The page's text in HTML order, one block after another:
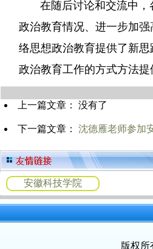
在随后讨论和交流中，各
政治教育情况、进一步加
络思想政治教育提供了新
政治教育工作的方式方法
上一篇文章： 没有了
下一篇文章： 沈德雁老师参加
安徽科技学院
版权所